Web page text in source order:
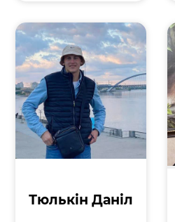
Тюлькін Даніл